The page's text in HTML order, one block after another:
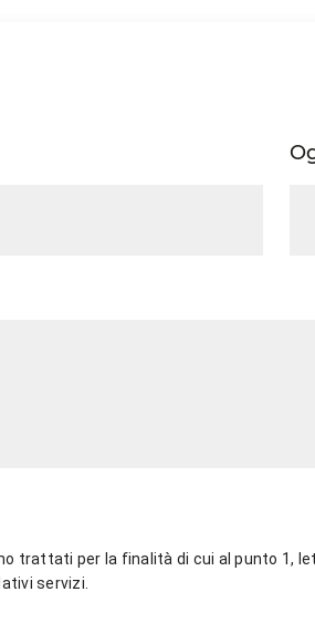
trattati per la finalità di cui al punto 1,
servizi.